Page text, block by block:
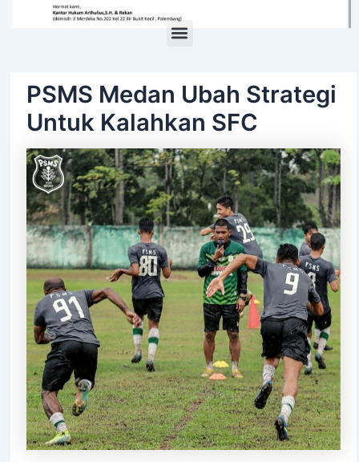
PSMS Medan Ubah Strategi
Untuk Kalahkan SFC